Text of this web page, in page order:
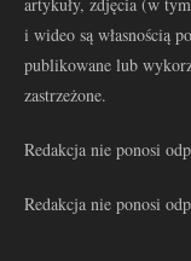
i wideo są własnością
publikowane lub
zastrzeżone.
Redakcja nie ponosi
Redakcja nie ponosi